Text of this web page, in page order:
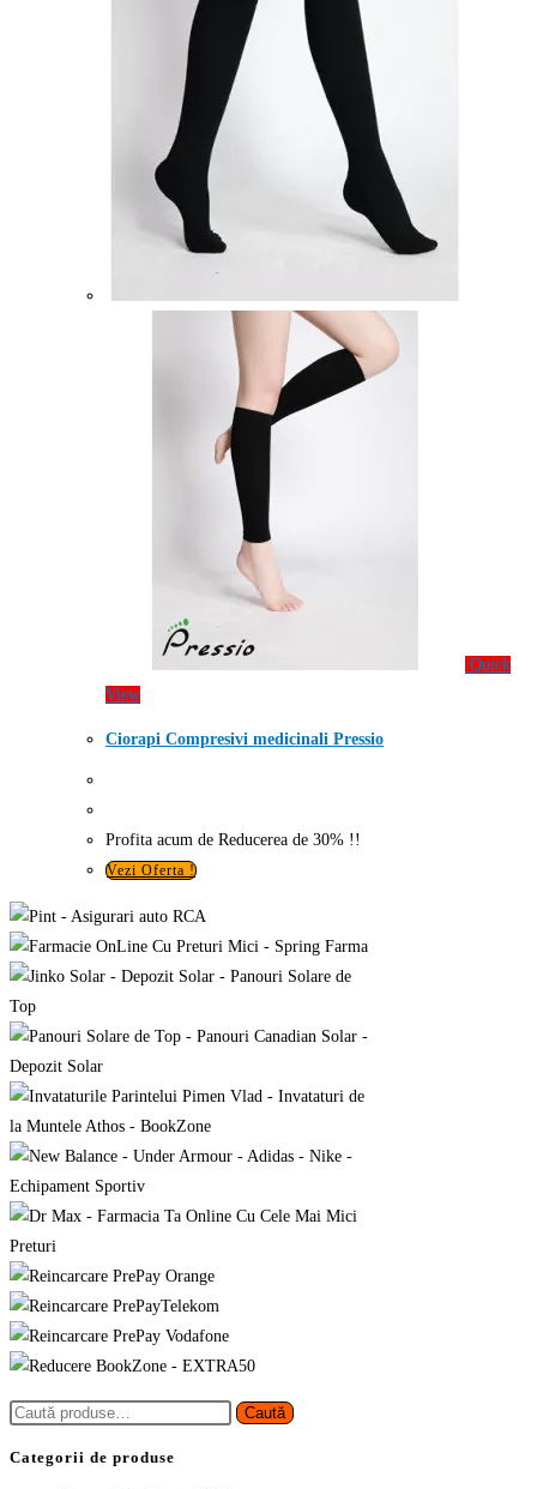
Quick
View
Ciorapi Compresivi medicinali Pressio
Profita acum de Reducerea de 30% !!
Vezi Oferta !
Caută
Caută
Categorii de produse